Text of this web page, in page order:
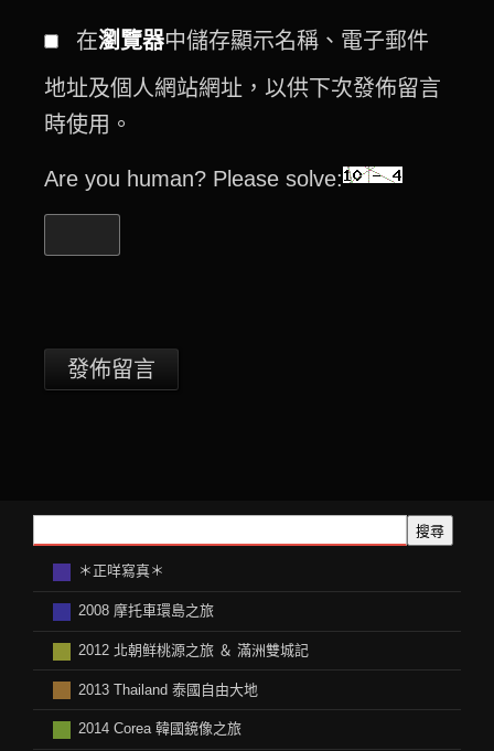
在瀏覽器中儲存顯示名稱、電子郵件
地址及個人網站網址，以供下次發佈留言
時使用。
Are you human? Please solve:
搜尋
＊正咩寫真＊
2008 摩托車環島之旅
2012 北朝鲜桃源之旅 ＆ 滿洲雙城記
2013 Thailand 泰國自由大地
2014 Corea 韓國鏡像之旅